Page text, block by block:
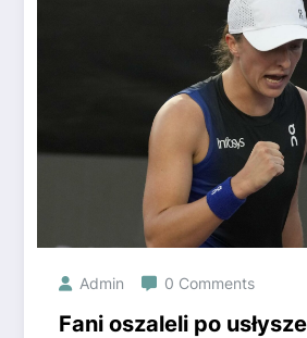
Admin 0 Comments
Fani oszaleli po